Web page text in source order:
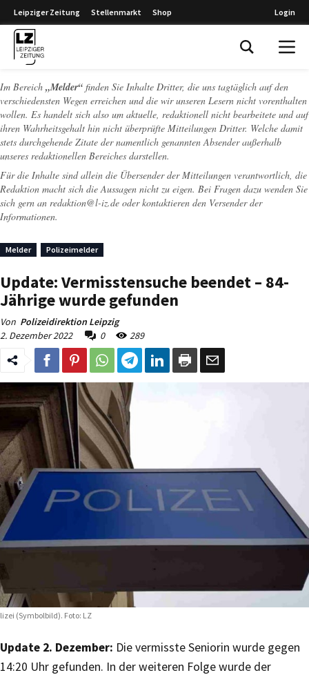
Leipziger Zeitung Stellenmarkt Shop Login
Im Bereich „Melder“ finden Sie Inhalte Dritter, die uns tagtäglich auf den
verschiedensten Wegen erreichen und die wir unseren Lesern nicht vorenthalten
wollen. Es handelt sich also um aktuelle, redaktionell nicht bearbeitete und auf
ihren Wahrheitsgehalt hin nicht überprüfte Mitteilungen Dritter. Welche damit
stets durchgehende Zitate der namentlich genannten Absender außerhalb
unseres redaktionellen Bereiches darstellen.
Für die Inhalte sind allein die Übersender der Mitteilungen verantwortlich, die
Redaktion macht sich die Aussagen nicht zu eigen. Bei Fragen dazu wenden Sie
sich gern an redaktion@l-iz.de oder kontaktieren den Versender der
Informationen.
Melder Polizeimelder
Update: Vermisstensuche beendet – 84-
Jährige wurde gefunden
Von Polizeidirektion Leipzig
2. Dezember 2022
0 289
(Symbolbild). Foto: LZ
Update 2. Dezember: Die vermisste Seniorin wurde gegen
14:20 Uhr gefunden. In der weiteren Folge wurde der